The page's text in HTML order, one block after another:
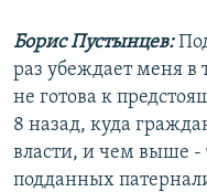
Борис Пустынцев:
раз убеждает меня в
не готова к
8 назад, куда
власти, и чем выше
подданных